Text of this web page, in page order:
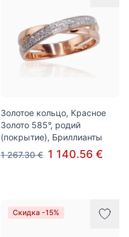
Золотое кольцо, Красное
Золото 585°, родий
(покрытие), Бриллианты
1 267.30 € 1 140.56 €
Скидка -15%